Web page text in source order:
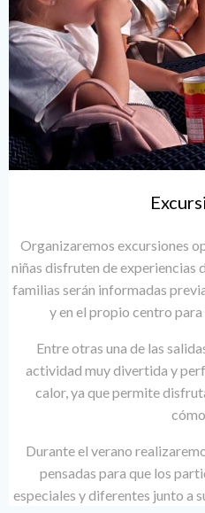
Organizaremos excursiones
niñas disfruten de experiencias
familias serán informadas
y en el propio centro
Entre otras una de las
actividad muy divertida y
calor, ya que permite
Durante el verano
pensadas para que los
especiales y diferentes junto a